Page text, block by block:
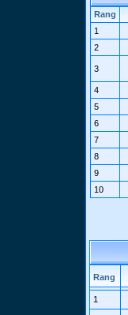
Rang
1
2
3
4
5
6
7
8
9
10
Rang
1